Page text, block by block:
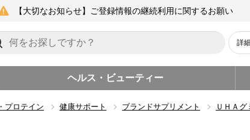
【大切なお知らせ】ご登録情報の継続利用に関するお願い
詳
ヘルス・ビューティー
プロテイン 健康サポート ブランドサプリメント ＵＨＡ